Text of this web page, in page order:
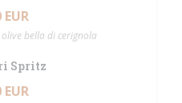
EUR
bella di cerignola
Spritz
EUR